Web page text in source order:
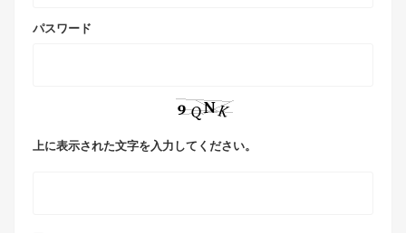
パスワード
上に表示された文字を入力してください。